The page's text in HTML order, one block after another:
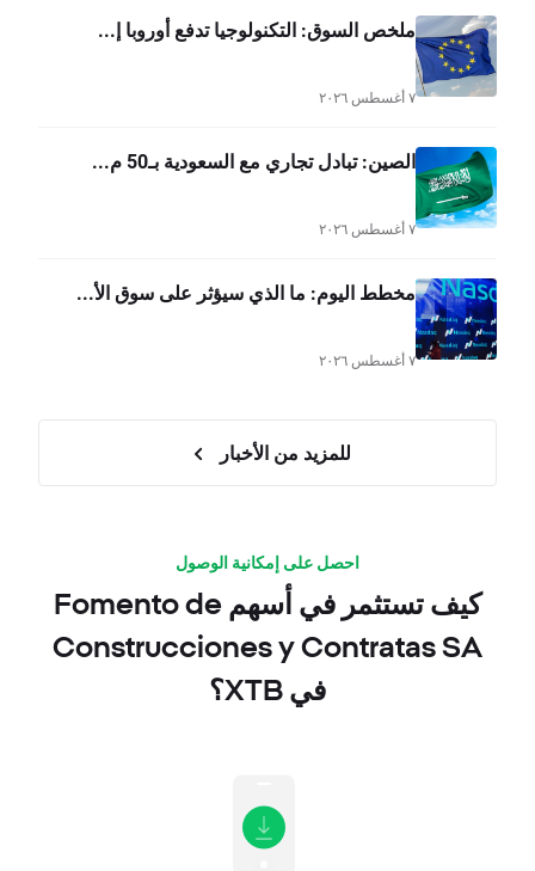
ملخص السوق: التكنولوجيا تدفع أوروبا إ...
٧ أغسطس ٢٠٢٦
الصين: تبادل تجاري مع السعودية بـ50 م...
٧ أغسطس ٢٠٢٦
مخطط اليوم: ما الذي سيؤثر على سوق الأ...
٧ أغسطس ٢٠٢٦
للمزيد من الأخبار
احصل على إمكانية الوصول
كيف تستثمر في أسهم Fomento de
Construcciones y Contratas SA
في XTB؟